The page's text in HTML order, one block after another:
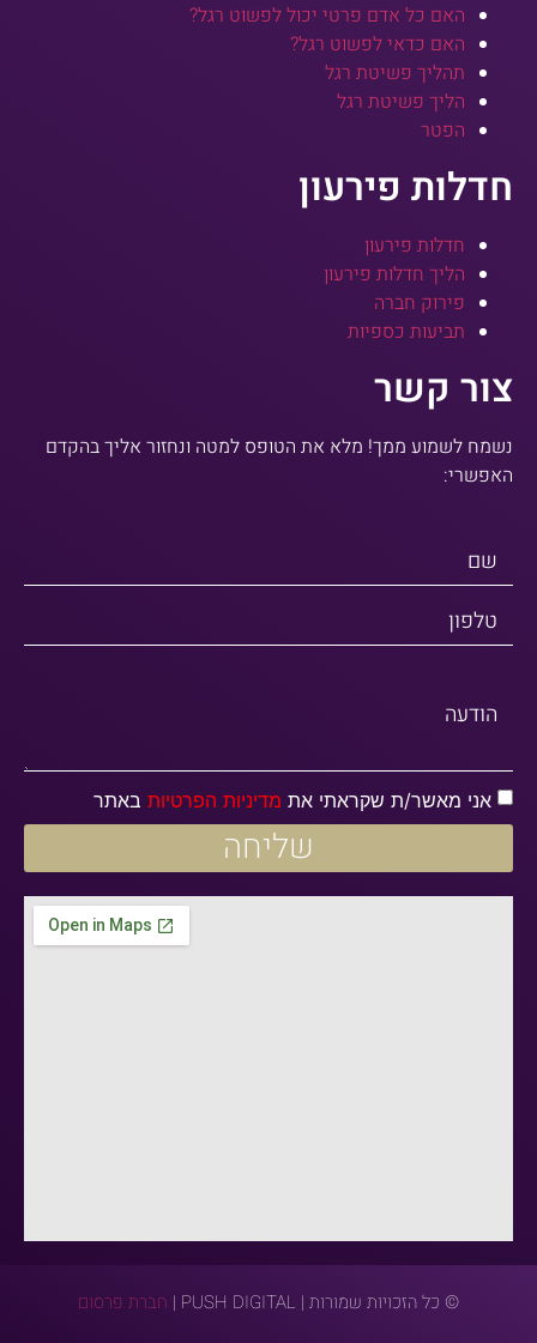
האם כל אדם פרטי יכול לפשוט רגל?
האם כדאי לפשוט רגל?
תהליך פשיטת רגל
הליך פשיטת רגל
הפטר
חדלות פירעון
חדלות פירעון
הליך חדלות פירעון
פירוק חברה
תביעות כספיות
צור קשר
נשמח לשמוע ממך! מלא את הטופס למטה ונחזור אליך בהקדם
האפשרי:
שם
טלפון
הודעה
אני מאשר/ת שקראתי את מדיניות הפרטיות באתר
שליחה
© כל הזכויות שמורות | PUSH DIGITAL | חברת פרסום